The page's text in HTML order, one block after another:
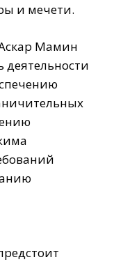
и мечети.
Мамин
деятельности